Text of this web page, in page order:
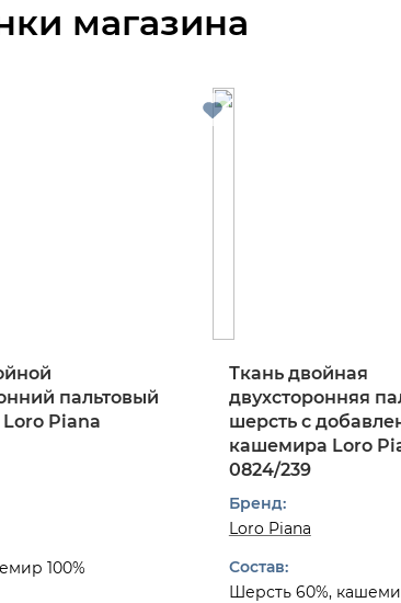
магазина
пальтовый
Piana
100%
Ткань двойная
двухсторонняя
шерсть с
кашемира Loro
0824/239
Бренд:
Loro Piana
Состав:
Шерсть 60%,